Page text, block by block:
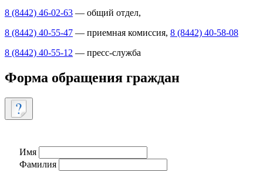
8 (8442) 46-02-63 — общий отдел,
8 (8442) 40-55-47 — приемная комиссия, 8 (8442) 40-58-08
8 (8442) 40-55-12 — пресс-служба
Форма обращения граждан
Имя
Фамилия